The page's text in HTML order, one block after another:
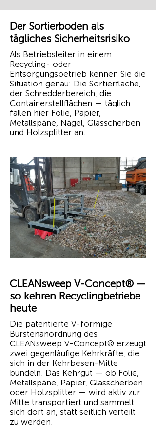
Der Sortierboden als
tägliches Sicherheitsrisiko
Als Betriebsleiter in einem
Recycling- oder
Entsorgungsbetrieb kennen Sie die
Situation genau: Die Sortierfläche,
der Schredderbereich, die
Containerstellflächen — täglich
fallen hier Folie, Papier,
Metallspäne, Nägel, Glasscherben
und Holzsplitter an.
CLEANsweep V-Concept® —
so kehren Recyclingbetriebe
heute
Die patentierte V-förmige
Bürstenanordnung des
CLEANsweep V-Concept® erzeugt
zwei gegenläufige Kehrkräfte, die
sich in der Kehrbesen-Mitte
bündeln. Das Kehrgut — ob Folie,
Metallspäne, Papier, Glasscherben
oder Holzsplitter — wird aktiv zur
Mitte transportiert und sammelt
sich dort an, statt seitlich verteilt
zu werden.